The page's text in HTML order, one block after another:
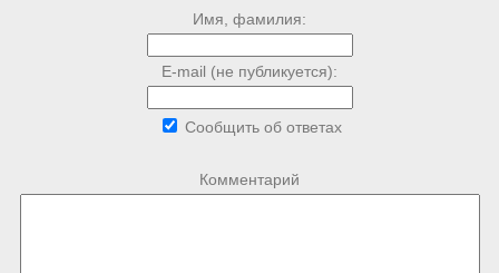
Имя, фамилия:
E-mail (не публикуется):
Сообщить об ответах
Комментарий